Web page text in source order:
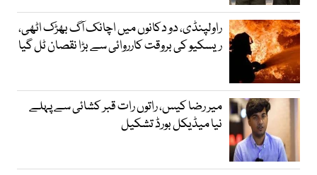
راولپنڈی، دو دکانوں میں اچانک آگ بھڑک اٹھی،
ریسکیو کی بروقت کارروائی سے بڑا نقصان ٹل گیا
میر رضا کیس، راتوں رات قبر کشائی سے پہلے
نیا میڈیکل بورڈ تشکیل